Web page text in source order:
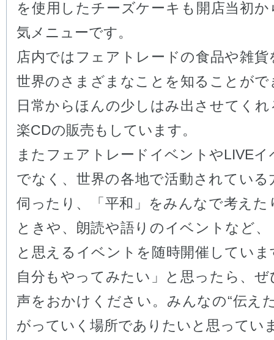
を使用したチーズケーキも開店当初か
気メニューです。
店内ではフェアトレードの食品や雑貨
世界のさまざまなことを知ることがで
日常からほんの少しはみ出させてくれ
楽CDの販売もしています。
またフェアトレードイベントやLIVE
でなく、世界の各地で活動されている
伺ったり、「平和」をみんなで考えた
ときや、朗読や語りのイベントなど、
と思えるイベントを随時開催していま
自分もやってみたい」と思ったら、ぜ
声をおかけください。みんなの“伝え
がっていく場所でありたいと思ってい